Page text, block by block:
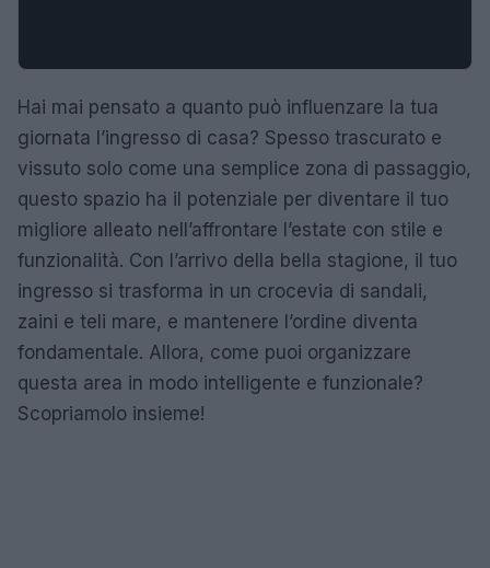
Hai mai pensato a quanto può influenzare la tua
giornata l’ingresso di casa? Spesso trascurato e
vissuto solo come una semplice zona di passaggio,
questo spazio ha il potenziale per diventare il tuo
migliore alleato nell’affrontare l’estate con stile e
funzionalità. Con l’arrivo della bella stagione, il tuo
ingresso si trasforma in un crocevia di sandali,
zaini e teli mare, e mantenere l’ordine diventa
fondamentale. Allora, come puoi organizzare
questa area in modo intelligente e funzionale?
Scopriamolo insieme!